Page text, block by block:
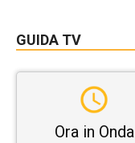
GUIDA TV
Ora in Onda